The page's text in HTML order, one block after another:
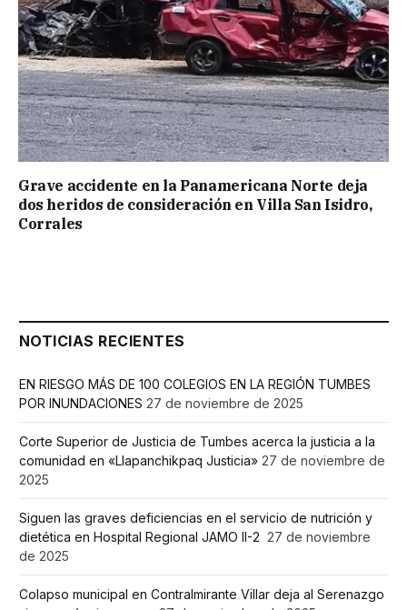
Grave accidente en la Panamericana Norte deja
dos heridos de consideración en Villa San Isidro,
Corrales
NOTICIAS RECIENTES
EN RIESGO MÁS DE 100 COLEGIOS EN LA REGIÓN TUMBES
POR INUNDACIONES 27 de noviembre de 2025
Corte Superior de Justicia de Tumbes acerca la justicia a la
comunidad en «Llapanchikpaq Justicia» 27 de noviembre de
2025
Siguen las graves deficiencias en el servicio de nutrición y
dietética en Hospital Regional JAMO II-2 27 de noviembre
de 2025
Colapso municipal en Contralmirante Villar deja al Serenazgo